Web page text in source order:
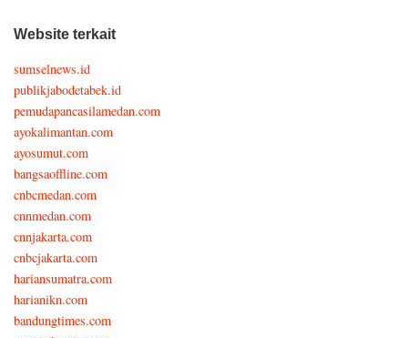
Website terkait
sumselnews.id
publikjabodetabek.id
pemudapancasilamedan.com
ayokalimantan.com
ayosumut.com
bangsaoffline.com
cnbcmedan.com
cnnmedan.com
cnnjakarta.com
cnbcjakarta.com
hariansumatra.com
harianikn.com
bandungtimes.com